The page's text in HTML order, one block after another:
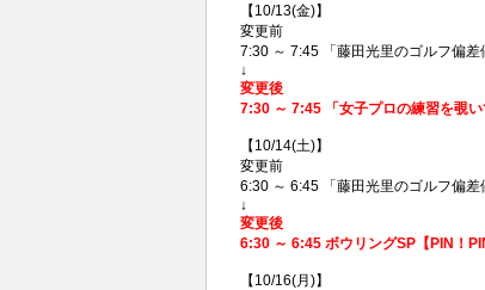
【10/13(金)】
変更前
7:30 ～ 7:45 「藤田光里のゴルフ偏
↓
変更後
7:30 ～ 7:45 「女子プロの練習を覗
【10/14(土)】
変更前
6:30 ～ 6:45 「藤田光里のゴルフ偏
↓
変更後
6:30 ～ 6:45 ボウリングSP【PIN！
【10/16(月)】